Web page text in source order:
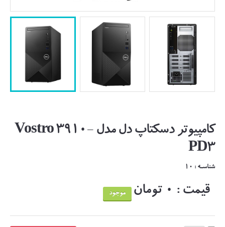
کامپیوتر دسکتاپ دل مدل Vostro 3910-
PD3
شناسـه : 10
قیمت : 0 تومان موجود